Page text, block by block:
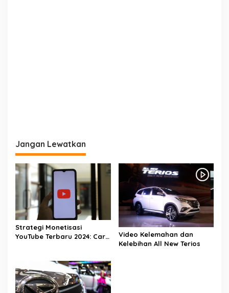
Jangan Lewatkan
Strategi Monetisasi
YouTube Terbaru 2024: Cara
Video Kelemahan dan
Kelebihan All New Terios